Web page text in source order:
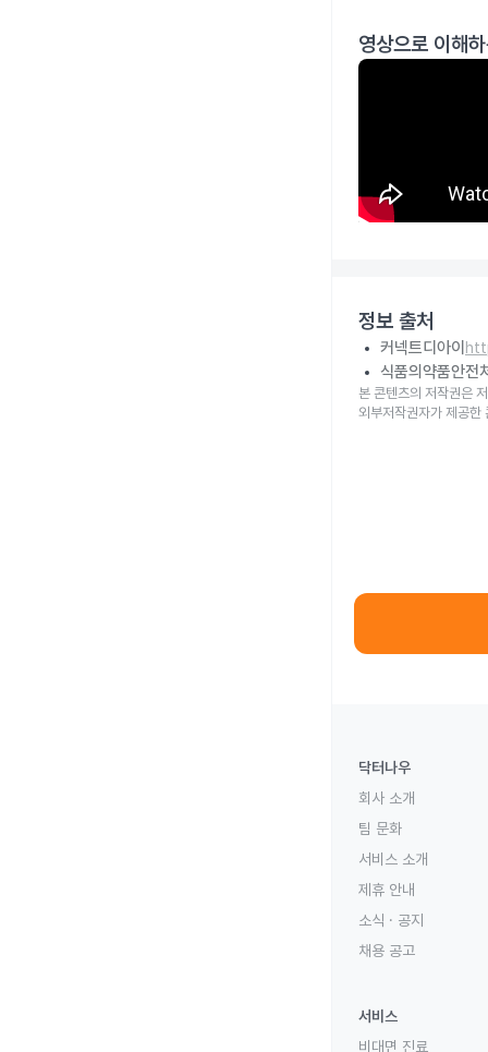
영상으로 이해
정보 출처
커넥트디아이
식품의약품안전
본 콘텐츠의 저작권은
외부저작권자가 제공한
닥터나우
회사 소개
팀 문화
서비스 소개
제휴 안내
소식 · 공지
채용 공고
서비스
비대면 진료